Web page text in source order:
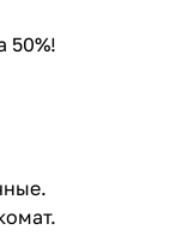
50%!